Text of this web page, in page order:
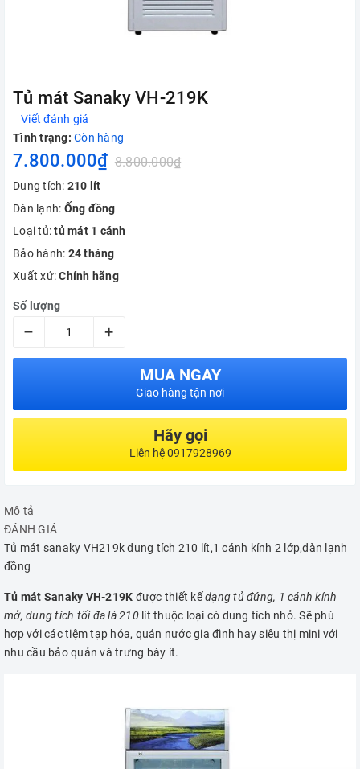
Tủ mát Sanaky VH-219K
Viết đánh giá
Tình trạng: Còn hàng
7.800.000₫ 8.800.000₫
Dung tích: 210 lít
Dàn lạnh: Ống đồng
Loại tủ:tủ mát 1 cánh
Bảo hành: 24 tháng
Xuất xứ:Chính hãng
Số lượng
– +
MUA NGAY
Giao hàng tận nơi
Hãy gọi
Liên hệ 0917928969
Mô tả
ĐÁNH GIÁ
Tủ mát sanaky VH219k dung tích 210 lít,1 cánh kính 2 lớp,dàn lạnh
đồng
Tủ mát Sanaky VH-219K được thiết kếdạng tủ đứng, 1 cánh kính
mở, dung tích tối đa là 210lít thuộc loại có dung tích nhỏ. Sẽ phù
hợp với các tiệm tạp hóa, quán nước gia đình hay siêu thị mini với
nhu cầu bảo quản và trưng bày ít.